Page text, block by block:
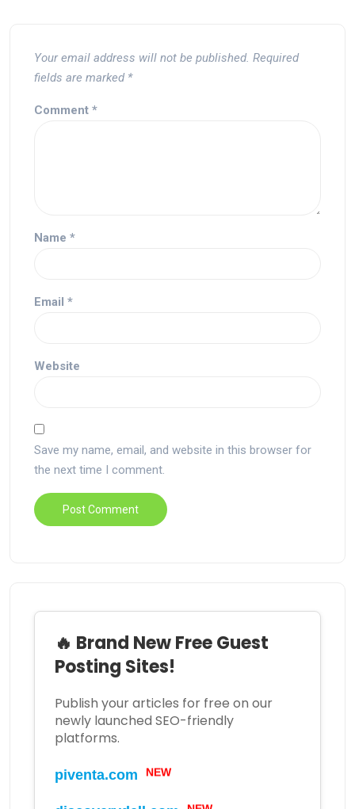
Your email address will not be published. Required
fields are marked *
Comment *
Name *
Email *
Website
Save my name, email, and website in this browser for
the next time I comment.
🔥 Brand New Free Guest
Posting Sites!
Publish your articles for free on our
newly launched SEO-friendly
platforms.
piventa.com NEW